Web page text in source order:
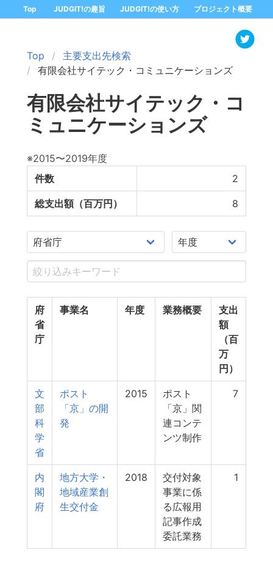
Top JUDGIT!の趣旨 JUDGIT!の使い方 プロジェクト概要
Top
主要支出先検索
有限会社サイテック・コミュニケーションズ
有限会社サイテック・コ
ミュニケーションズ
※2015〜2019年度
件数
2
総支出額（百万円） 8
府
省
庁
事業名 年度 業務概要
支出
額
（百
万
円）
文
部
科
学
省
ポスト
「京」の開
発
2015
ポスト
「京」関
連コンテ
ンツ制作
7
内
閣
府
地方大学・
地域産業創
生交付金
2018
交付対象
事業に係
る広報用
記事作成
委託業務
1